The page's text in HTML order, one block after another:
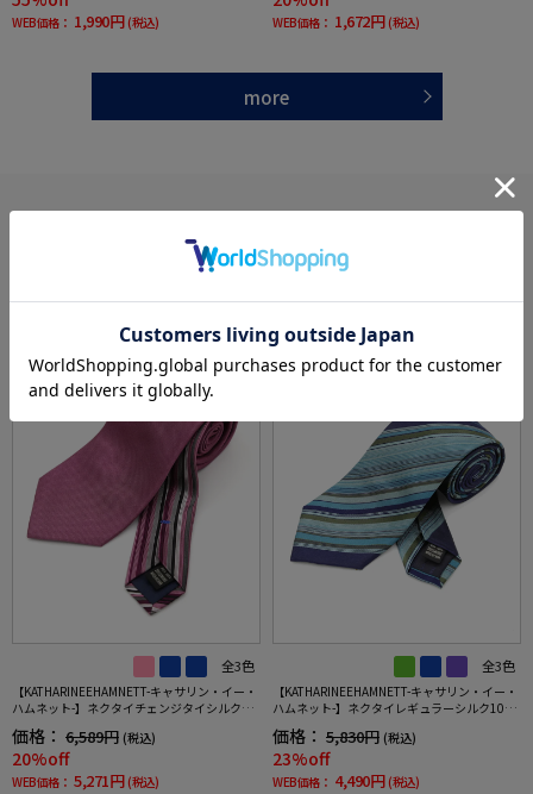
WEB価格： 1,990円 (税込) WEB価格： 1,672円 (税込)
more
RECOMMEND ITEM
SALE
全3色
【KATHARINEEHAMNETT-キャサリン・イー・
ハムネット-】ネクタイチェンジタイシルク10
0％バーチカルグラデーションクレリックタイ
ストライプ
価格： 6,589円 (税込)
20%off
WEB価格： 5,271円 (税込)
SALE
全3色
【KATHARINEEHAMNETT-キャサリン・イー・
ハムネット-】ネクタイレギュラーシルク10
0％ストライプ秋冬
価格： 5,830円 (税込)
23%off
WEB価格： 4,490円 (税込)